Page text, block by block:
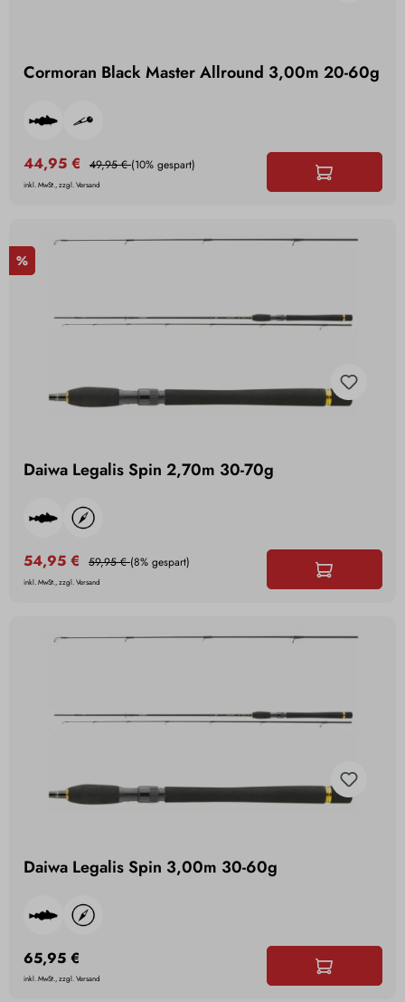
Cormoran Black Master Allround 3,00m 20-60g
44,95 € 49,95 €(10% gespart)
inkl. MwSt., zzgl. Versand
%
Daiwa Legalis Spin 2,70m 30-70g
54,95 € 59,95 €(8% gespart)
inkl. MwSt., zzgl. Versand
Daiwa Legalis Spin 3,00m 30-60g
65,95 €
inkl. MwSt., zzgl. Versand